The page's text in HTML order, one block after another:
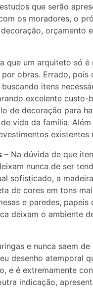
que serão
os moradores, o
orçamento
que um arquiteto só
obras. Errado, pois
itens
excelente custo-
de decoração para
vida da família.
existentes
– Na dúvida de que
nunca de ser
sofisticado, a
de cores em tons
e paredes,
deixam o ambiente
e nunca saem
desenho atemporal
e é extremamente
indicação,